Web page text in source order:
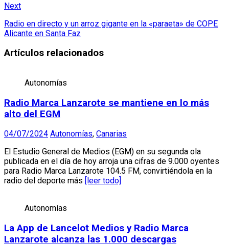
Next
Radio en directo y un arroz gigante en la «paraeta» de COPE
Alicante en Santa Faz
Artículos relacionados
Autonomías
Radio Marca Lanzarote se mantiene en lo más
alto del EGM
04/07/2024 Autonomías, Canarias
El Estudio General de Medios (EGM) en su segunda ola
publicada en el día de hoy arroja una cifras de 9.000 oyentes
para Radio Marca Lanzarote 104.5 FM, convirtiéndola en la
radio del deporte más
[leer todo]
Autonomías
La App de Lancelot Medios y Radio Marca
Lanzarote alcanza las 1.000 descargas